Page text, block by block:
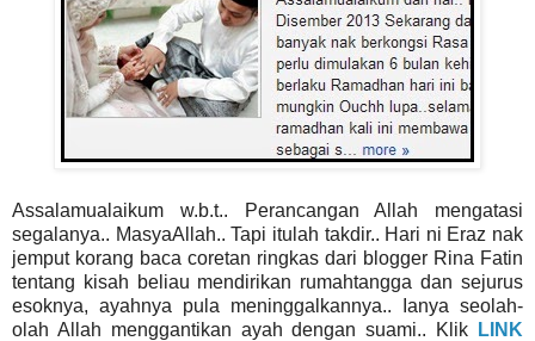
Assalamualaikum w.b.t.. Perancangan Allah mengatasi
segalanya.. MasyaAllah.. Tapi itulah takdir.. Hari ni Eraz nak
jemput korang baca coretan ringkas dari blogger Rina Fatin
tentang kisah beliau mendirikan rumahtangga dan sejurus
esoknya, ayahnya pula meninggalkannya.. Ianya seolah-
olah Allah menggantikan ayah dengan suami.. Klik
LINK